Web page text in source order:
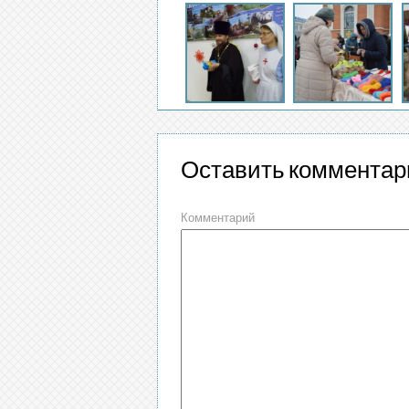
Оставить
Комментарий